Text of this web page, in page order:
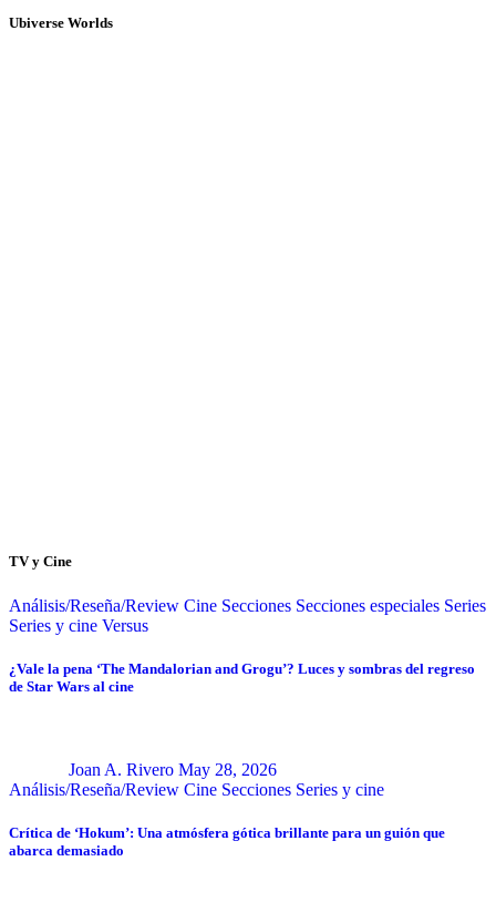
Ubiverse Worlds
TV y Cine
Análisis/Reseña/Review Cine Secciones Secciones especiales Series
Series y cine Versus
¿Vale la pena ‘The Mandalorian and Grogu’? Luces y sombras del regreso
de Star Wars al cine
Joan A. Rivero May 28, 2026
Análisis/Reseña/Review Cine Secciones Series y cine
Crítica de ‘Hokum’: Una atmósfera gótica brillante para un guión que
abarca demasiado